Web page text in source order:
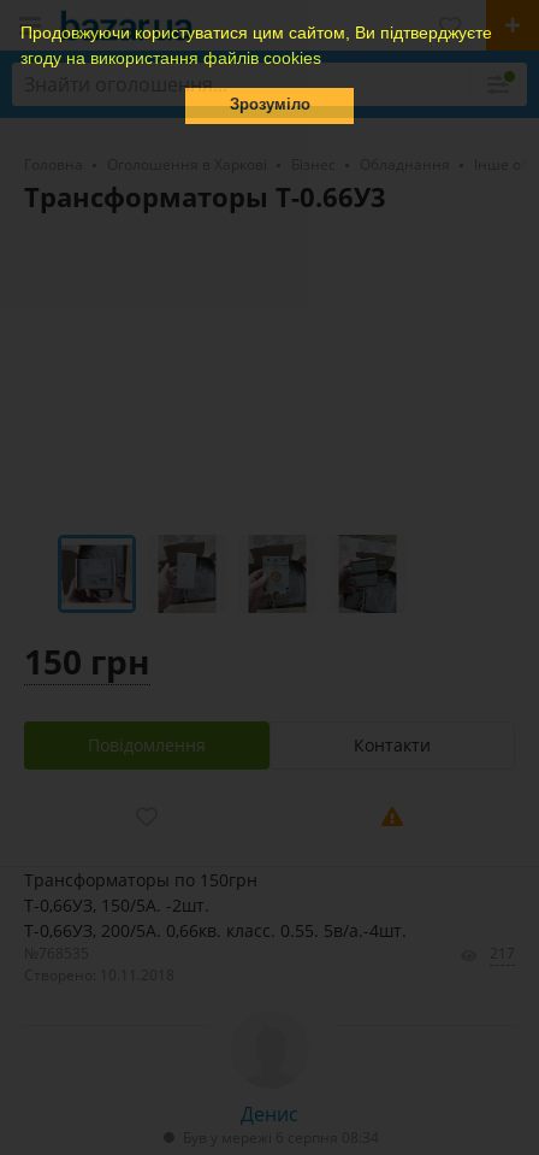
Продовжуючи користуватися цим сайтом, Ви підтверджуєте
згоду на використання файлів cookies
Зрозуміло
Трансформаторы Т-0.66У3
150 грн
Повідомлення Контакти
Трансформаторы по 150грн
Т-0,66УЗ, 150/5А. -2шт.
Т-0,66УЗ, 200/5А. 0,66кв. класс. 0.55. 5в/а.-4шт.
Денис